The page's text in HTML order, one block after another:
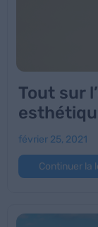
Tout sur
février 25, 2021
Continuer la